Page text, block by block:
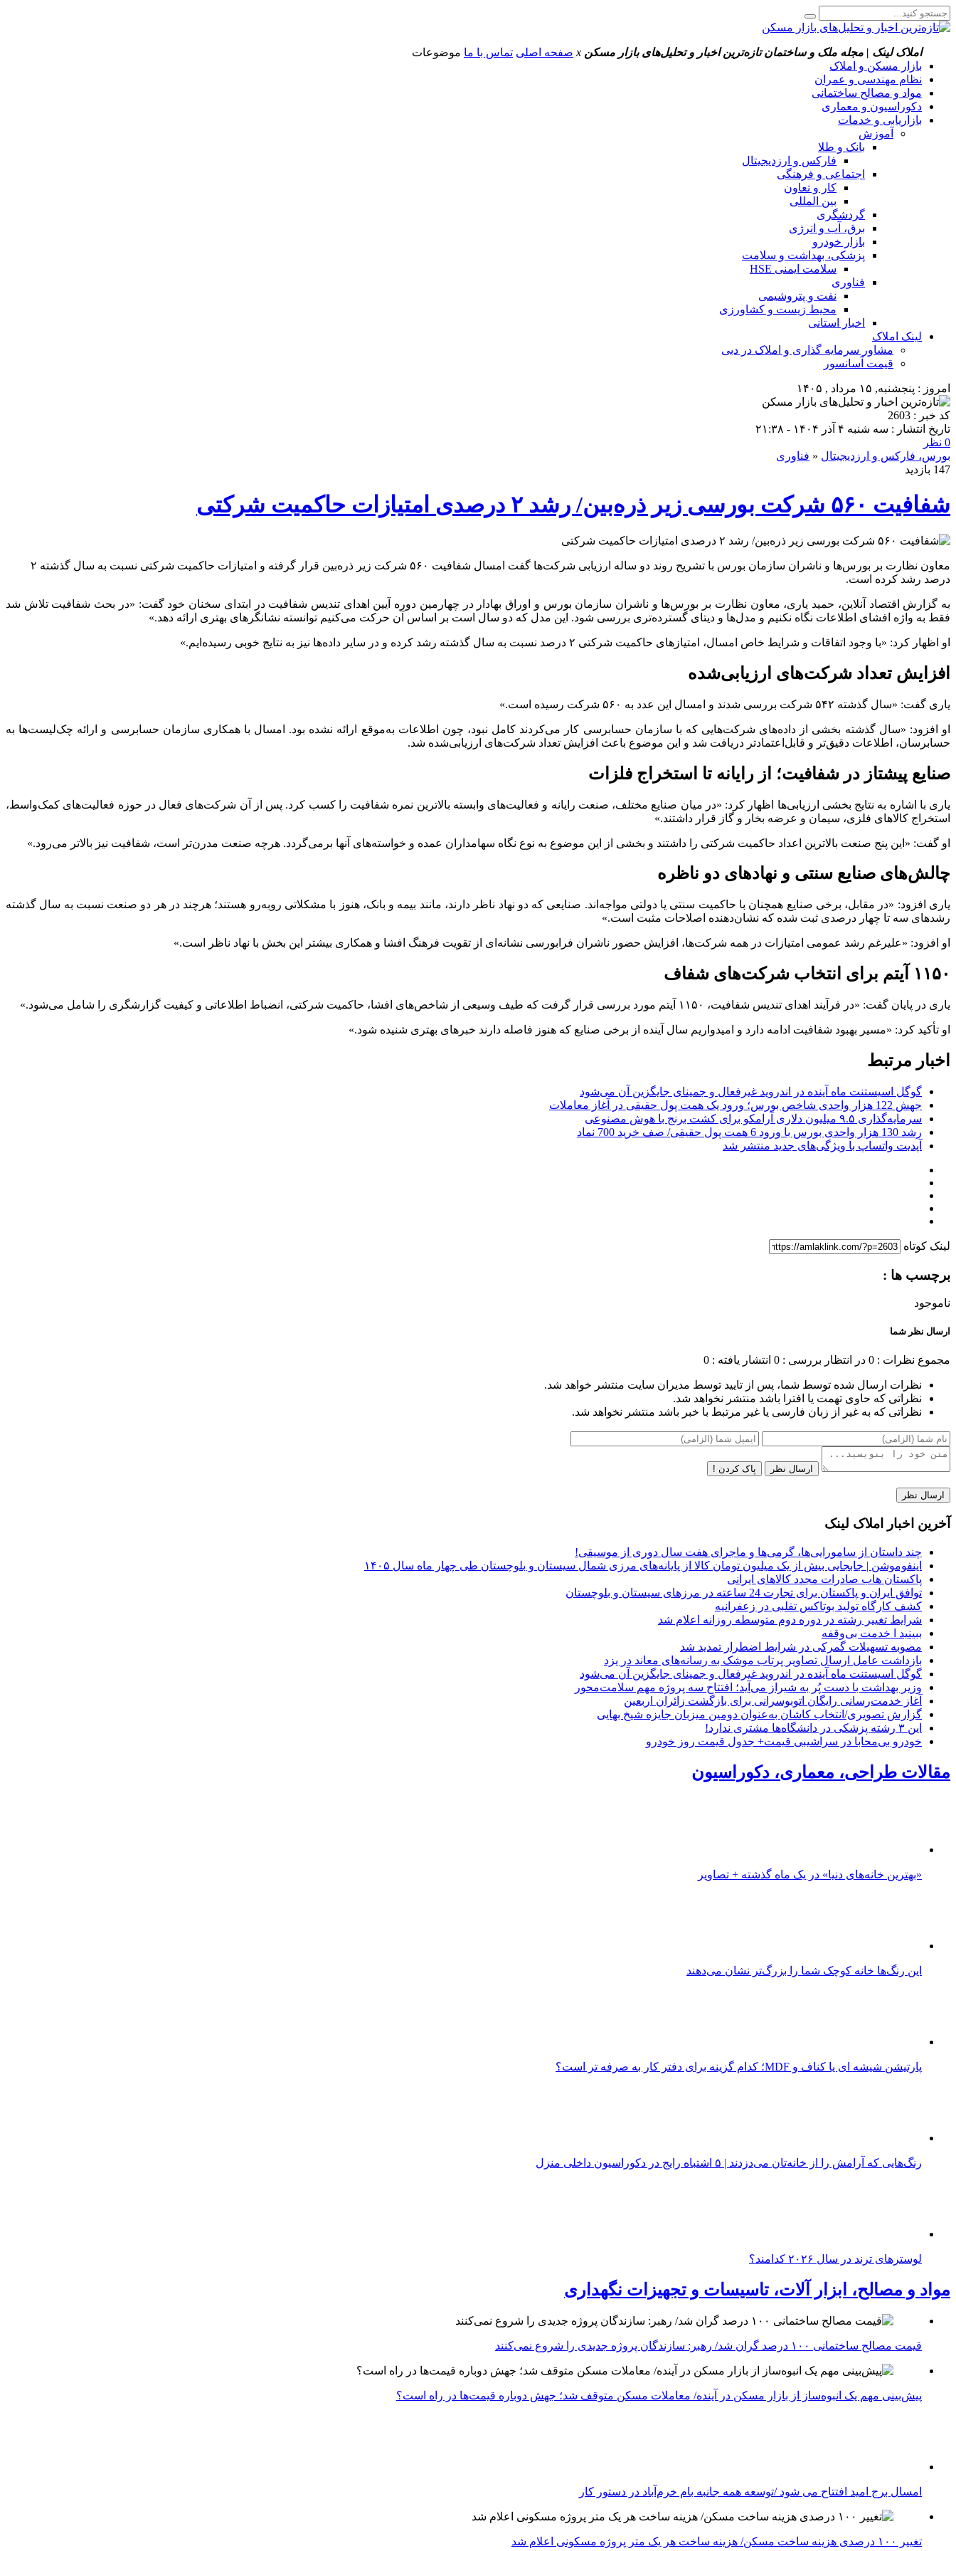
املاک لینک | مجله ملک و ساختمان تازه‌ترین اخبار و تحلیل‌های بازار مسکن x صفحه اصلی تماس با ما موضوعات
بازار مسکن و املاک
نظام مهندسی و عمران
مواد و مصالح ساختمانی
دکوراسیون و معماری
بازاریابی و خدمات
آموزش
بانک و طلا
فارکس و ارزدیجیتال
اجتماعی و فرهنگی
کار و تعاون
بین المللی
گردشگری
برق، آب و انرژی
بازار خودرو
پزشکی، بهداشت و سلامت
سلامت ایمنی HSE
فناوری
نفت و پتروشیمی
محیط زیست و کشاورزی
اخبار استانی
لینک املاک
مشاور سرمایه گذاری و املاک در دبی
قیمت آسانسور
امروز : پنجشنبه, ۱۵ مرداد , ۱۴۰۵
کد خبر : 2603
تاریخ انتشار : سه شنبه ۴ آذر ۱۴۰۴ - ۲۱:۳۸
0 نظر
بورس، فارکس و ارزدیجیتال « فناوری
147 بازدید
شفافیت ۵۶۰ شرکت بورسی زیر ذره‌بین/ رشد ۲ درصدی امتیازات حاکمیت شرکتی
معاون نظارت بر بورس‌ها و ناشران سازمان بورس با تشریح روند دو ساله ارزیابی شرکت‌ها گفت امسال شفافیت ۵۶۰ شرکت زیر ذره‌بین قرار گرفته و امتیازات حاکمیت شرکتی نسبت به سال گذشته ۲
درصد رشد کرده است.
به گزارش اقتصاد آنلاین، حمید یاری، معاون نظارت بر بورس‌ها و ناشران سازمان بورس و اوراق بهادار در چهارمین دوره آیین اهدای تندیس شفافیت در ابتدای سخنان خود گفت: «در بحث شفافیت تلاش شد
فقط به واژه افشای اطلاعات نگاه نکنیم و مدل‌ها و دیتای گسترده‌تری بررسی شود. این مدل که دو سال است بر اساس آن حرکت می‌کنیم توانسته نشانگر‌های بهتری ارائه دهد.»
او اظهار کرد: «با وجود اتفاقات و شرایط خاص امسال، امتیاز‌های حاکمیت شرکتی ۲ درصد نسبت به سال گذشته رشد کرده و در سایر داده‌ها نیز به نتایج خوبی رسیده‌ایم.»
افزایش تعداد شرکت‌های ارزیابی‌شده
یاری گفت: «سال گذشته ۵۴۲ شرکت بررسی شدند و امسال این عدد به ۵۶۰ شرکت رسیده است.»
او افزود: «سال گذشته بخشی از داده‌های شرکت‌هایی که با سازمان حسابرسی کار می‌کردند کامل نبود، چون اطلاعات به‌موقع ارائه نشده بود. امسال با همکاری سازمان حسابرسی و ارائه چک‌لیست‌ها به
حسابرسان، اطلاعات دقیق‌تر و قابل‌اعتمادتر دریافت شد و این موضوع باعث افزایش تعداد شرکت‌های ارزیابی‌شده شد.
صنایع پیشتاز در شفافیت؛ از رایانه تا استخراج فلزات
یاری با اشاره به نتایج بخشی ارزیابی‌ها اظهار کرد: «در میان صنایع مختلف، صنعت رایانه و فعالیت‌های وابسته بالاترین نمره شفافیت را کسب کرد. پس از آن شرکت‌های فعال در حوزه فعالیت‌های کمک‌واسط،
استخراج کالا‌های فلزی، سیمان و عرضه بخار و گاز قرار داشتند.»
او گفت: «این پنج صنعت بالاترین اعداد حاکمیت شرکتی را داشتند و بخشی از این موضوع به نوع نگاه سهامداران عمده و خواسته‌های آنها برمی‌گردد. هرچه صنعت مدرن‌تر است، شفافیت نیز بالاتر می‌رود.»
چالش‌های صنایع سنتی و نهاد‌های دو ناظره
یاری افزود: «در مقابل، برخی صنایع همچنان با حاکمیت سنتی یا دولتی مواجه‌اند. صنایعی که دو نهاد ناظر دارند، مانند بیمه و بانک، هنوز با مشکلاتی روبه‌رو هستند؛ هرچند در هر دو صنعت نسبت به سال گذشته
رشد‌های سه تا چهار درصدی ثبت شده که نشان‌دهنده اصلاحات مثبت است.»
او افزود: «علیرغم رشد عمومی امتیازات در همه شرکت‌ها، افزایش حضور ناشران فرابورسی نشانه‌ای از تقویت فرهنگ افشا و همکاری بیشتر این بخش با نهاد ناظر است.»
۱۱۵۰ آیتم برای انتخاب شرکت‌های شفاف
یاری در پایان گفت: «در فرآیند اهدای تندیس شفافیت، ۱۱۵۰ آیتم مورد بررسی قرار گرفت که طیف وسیعی از شاخص‌های افشا، حاکمیت شرکتی، انضباط اطلاعاتی و کیفیت گزارشگری را شامل می‌شود.»
او تأکید کرد: «مسیر بهبود شفافیت ادامه دارد و امیدواریم سال آینده از برخی صنایع که هنوز فاصله دارند خبر‌های بهتری شنیده شود.»
اخبار مرتبط
گوگل اسیستنت ماه آینده در اندروید غیرفعال و جمینای جایگزین آن می‌شود
جهش 122 هزار واحدی شاخص بورس؛ ورود یک همت پول حقیقی در آغاز معاملات
سرمایه‌گذاری ۹.۵ میلیون دلاری آرامکو برای کشت برنج با هوش مصنوعی
رشد 130 هزار واحدی بورس با ورود 6 همت پول حقیقی/ صف خرید 700 نماد
آپدیت‌ واتساپ با ویژگی‌های جدید منتشر شد
لینک کوتاه
برچسب ها :
ناموجود
ارسال نظر شما
مجموع نظرات : 0 در انتظار بررسی : 0 انتشار یافته : 0
نظرات ارسال شده توسط شما، پس از تایید توسط مدیران سایت منتشر خواهد شد.
نظراتی که حاوی تهمت یا افترا باشد منتشر نخواهد شد.
نظراتی که به غیر از زبان فارسی یا غیر مرتبط با خبر باشد منتشر نخواهد شد.
ارسال نظر پاک کردن !
آخرین اخبار املاک لینک
چند داستان از سامورایی‌ها، گرمی‌ها و ماجرای هفت سال دوری از موسیقی!
اینفوموشن | جابجایی بیش از یک میلیون تومان کالا از پایانه‌های مرزی شمال سیستان و بلوچستان طی چهار ماه سال ۱۴۰۵
پاکستان هاب صادرات مجدد کالاهای ایرانی
توافق ایران و پاکستان برای تجارت 24 ساعته در مرزهای سیستان و بلوچستان
کشف کارگاه تولید بوتاکس تقلبی در زعفرانیه
شرایط تغییر رشته در دوره دوم متوسطه روزانه اعلام شد
ببینید ا خدمت بی‌وقفه
مصوبه تسهیلات گمرکی در شرایط اضطرار تمدید شد
بازداشت عامل ارسال تصاویر پرتاب موشک به رسانه‌های معاند در یزد
گوگل اسیستنت ماه آینده در اندروید غیرفعال و جمینای جایگزین آن می‌شود
وزیر بهداشت با دست پُر به شیراز می‌آید؛ افتتاح سه پروژه مهم سلامت‌محور
آغاز خدمت‌رسانی رایگان اتوبوسرانی برای بازگشت زائران اربعین
گزارش تصویری/انتخاب کاشان به‌عنوان دومین میزبان جایزه شیخ بهایی
این ۳ رشته پزشکی در دانشگاه‌ها مشتری ندارد!
خودرو بی‌محابا در سراشیبی قیمت+ جدول قیمت روز خودرو
مقالات طراحی، معماری، دکوراسیون
«بهترین خانه‌های دنیا» در یک ماه گذشته + تصاویر
این رنگ‌ها خانه کوچک شما را بزرگ‌تر نشان می‌دهند
پارتیشن شیشه ای یا کناف و MDF؛ کدام گزینه برای دفتر کار به صرفه تر است؟
رنگ‌هایی که آرامش را از خانه‌تان می‌دزدند | ۵ اشتباه رایج در دکوراسیون داخلی منزل
لوسترهای ترند در سال ۲۰۲۶ کدامند؟
مواد و مصالح، ابزار آلات، تاسیسات و تجهیزات نگهداری
قیمت مصالح ساختمانی ۱۰۰ درصد گران شد/ رهبر: سازندگان پروژه جدیدی را شروع نمی‌کنند
پیش‌بینی مهم یک انبوه‌ساز از بازار مسکن در آینده/ معاملات مسکن متوقف شد؛ جهش دوباره قیمت‌ها در راه است؟
امسال برج امید افتتاح می شود /توسعه همه جانبه بام خرم‌آباد در دستور کار
تغییر ۱۰۰ درصدی هزینه ساخت مسکن/ هزینه ساخت هر یک متر پروژه مسکونی اعلام شد